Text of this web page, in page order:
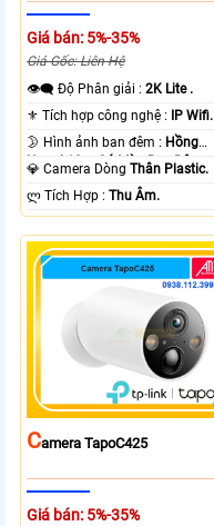
Giá bán: 5%-35%
Giá Gốc: Liên Hệ
👁️‍🗨 Độ Phân giải :2K Lite .
⚜️ Tích hợp công nghệ : IP Wifi.
🌛 Hình ảnh ban đêm : Hồng
Ngoại 10m Có Màu Ban Ðêm.
💎 Camera DòngThân Plastic.
️ლ Tích Hợp :Thu Âm.
CAmera TapoC425
Giá bán: 5%-35%